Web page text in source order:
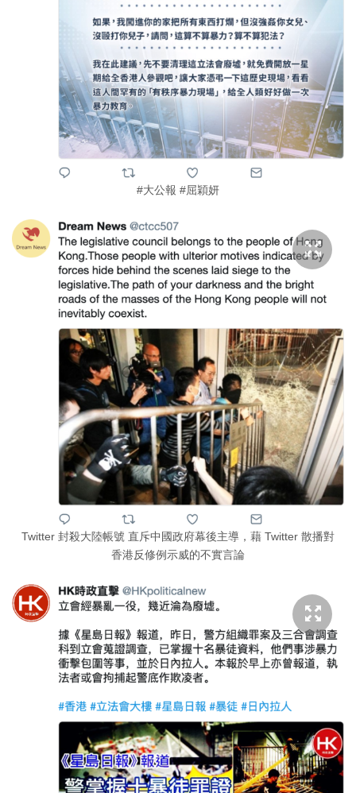
#大公報 #屈穎妍
Twitter 封殺大陸帳號 直斥中國政府幕後主導，藉 Twitter 散播對
香港反修例示威的不實言論